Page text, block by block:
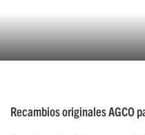
Recambios originales AGCO